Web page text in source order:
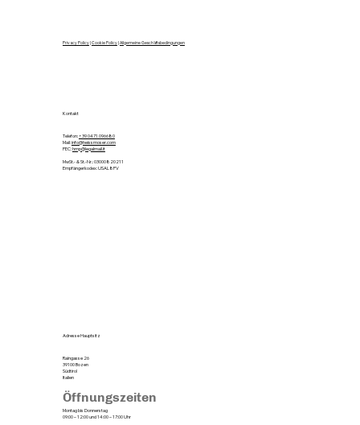
Privacy Policy|Cookie Policy|Allgemeine Geschäftsbedingungen
Kontakt
Telefon:+39 0471 096680
Mail:info@heissmoser.com
PEC:hmp@legalmail.it
MwSt.- & St.-Nr.: 03000820211
Empfängerkodex: USAL8PV
Adresse Hauptsitz
Raingasse 26
39100 Bozen
Südtirol
Italien
Öffnungszeiten
Montag bis Donnerstag
09:00 – 12:00 und 14:00 – 17:00 Uhr